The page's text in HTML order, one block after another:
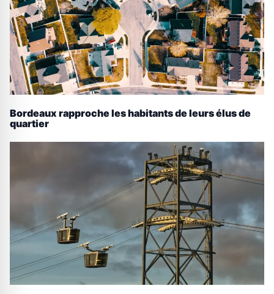
Bordeaux rapproche les habitants de leurs élus de
quartier